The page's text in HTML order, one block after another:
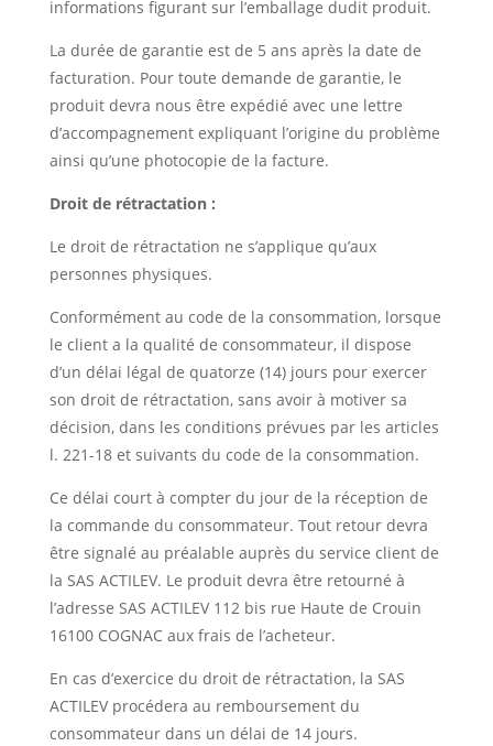
informations figurant sur l’emballage dudit produit.
La durée de garantie est de 5 ans après la date de
facturation. Pour toute demande de garantie, le
produit devra nous être expédié avec une lettre
d’accompagnement expliquant l’origine du problème
ainsi qu’une photocopie de la facture.
Droit de rétractation :
Le droit de rétractation ne s’applique qu’aux
personnes physiques.
Conformément au code de la consommation, lorsque
le client a la qualité de consommateur, il dispose
d’un délai légal de quatorze (14) jours pour exercer
son droit de rétractation, sans avoir à motiver sa
décision, dans les conditions prévues par les articles
l. 221-18 et suivants du code de la consommation.
Ce délai court à compter du jour de la réception de
la commande du consommateur. Tout retour devra
être signalé au préalable auprès du service client de
la SAS ACTILEV. Le produit devra être retourné à
l’adresse SAS ACTILEV 112 bis rue Haute de Crouin
16100 COGNAC aux frais de l’acheteur.
En cas d’exercice du droit de rétractation, la SAS
ACTILEV procédera au remboursement du
consommateur dans un délai de 14 jours.